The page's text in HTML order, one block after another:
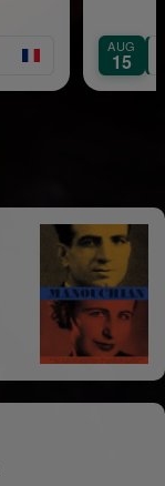
Auvergne-Rhône-Alpes